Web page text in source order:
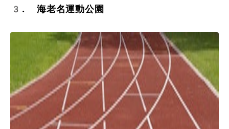
3. 海老名運動公園